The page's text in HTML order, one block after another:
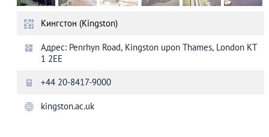
Кингстон (Kingston)
Адрес: Penrhyn Road, Kingston upon Thames, London KT
1 2EE
+44 20-8417-9000
kingston.ac.uk